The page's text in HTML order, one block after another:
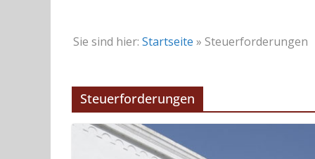
Sie sind hier: Startseite » Steuerforderungen
Steuerforderungen